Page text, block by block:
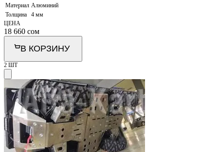
Материал Алюминий
Толщина
4 мм
ЦЕНА
18 660 сом
В КОРЗИНУ
2 ШТ